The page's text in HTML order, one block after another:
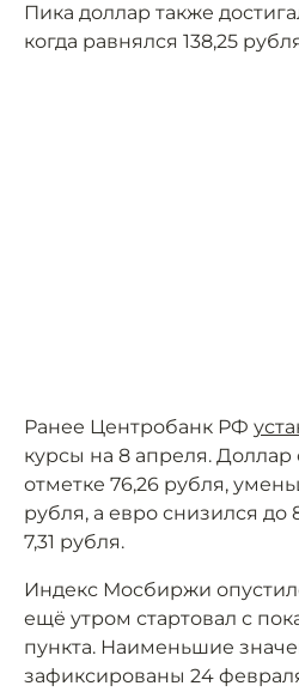
Пика доллар также
когда равнялся 138,25
Ранее Центробанк РФ
курсы на 8 апреля. Доллар
отметке 76,26 рубля,
рубля, а евро снизился до
7,31 рубля.
Индекс Мосбиржи
ещё утром стартовал с
пункта. Наименьшие
зафиксированы 24